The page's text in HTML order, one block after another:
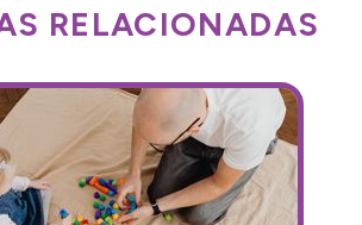
RELACIONADAS